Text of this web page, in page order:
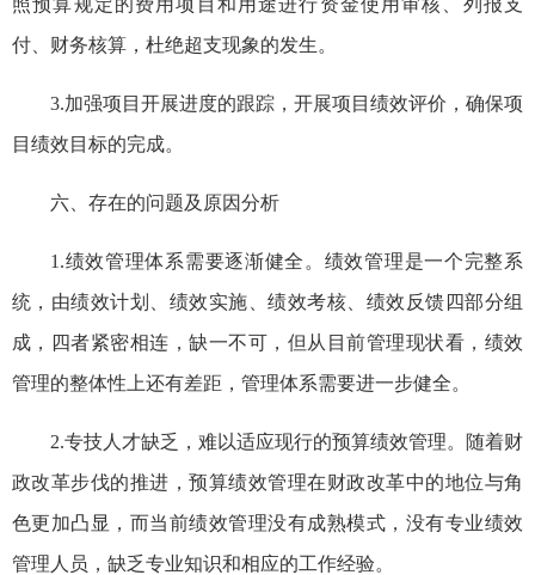
付、财务核算，杜绝超支现象的发生。
3.加强项目开展进度的跟踪，开展项目绩效评价，确保项
目绩效目标的完成。
六、存在的问题及原因分析
1.绩效管理体系需要逐渐健全。绩效管理是一个完整系
统，由绩效计划、绩效实施、绩效考核、绩效反馈四部分组
成，四者紧密相连，缺一不可，但从目前管理现状看，绩效
管理的整体性上还有差距，管理体系需要进一步健全。
2.专技人才缺乏，难以适应现行的预算绩效管理。随着财
政改革步伐的推进，预算绩效管理在财政改革中的地位与角
色更加凸显，而当前绩效管理没有成熟模式，没有专业绩效
管理人员，缺乏专业知识和相应的工作经验。